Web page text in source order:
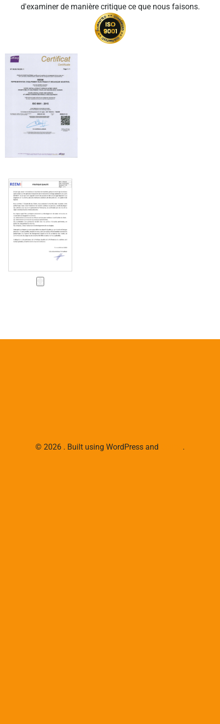
d'examiner de manière critique ce que nous faisons.
© 2026 . Built using WordPress and .